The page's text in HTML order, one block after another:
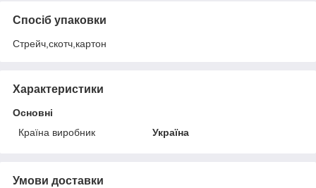
Спосіб упаковки
Стрейч,скотч,картон
Характеристики
Основні
Країна виробник
Україна
Умови доставки